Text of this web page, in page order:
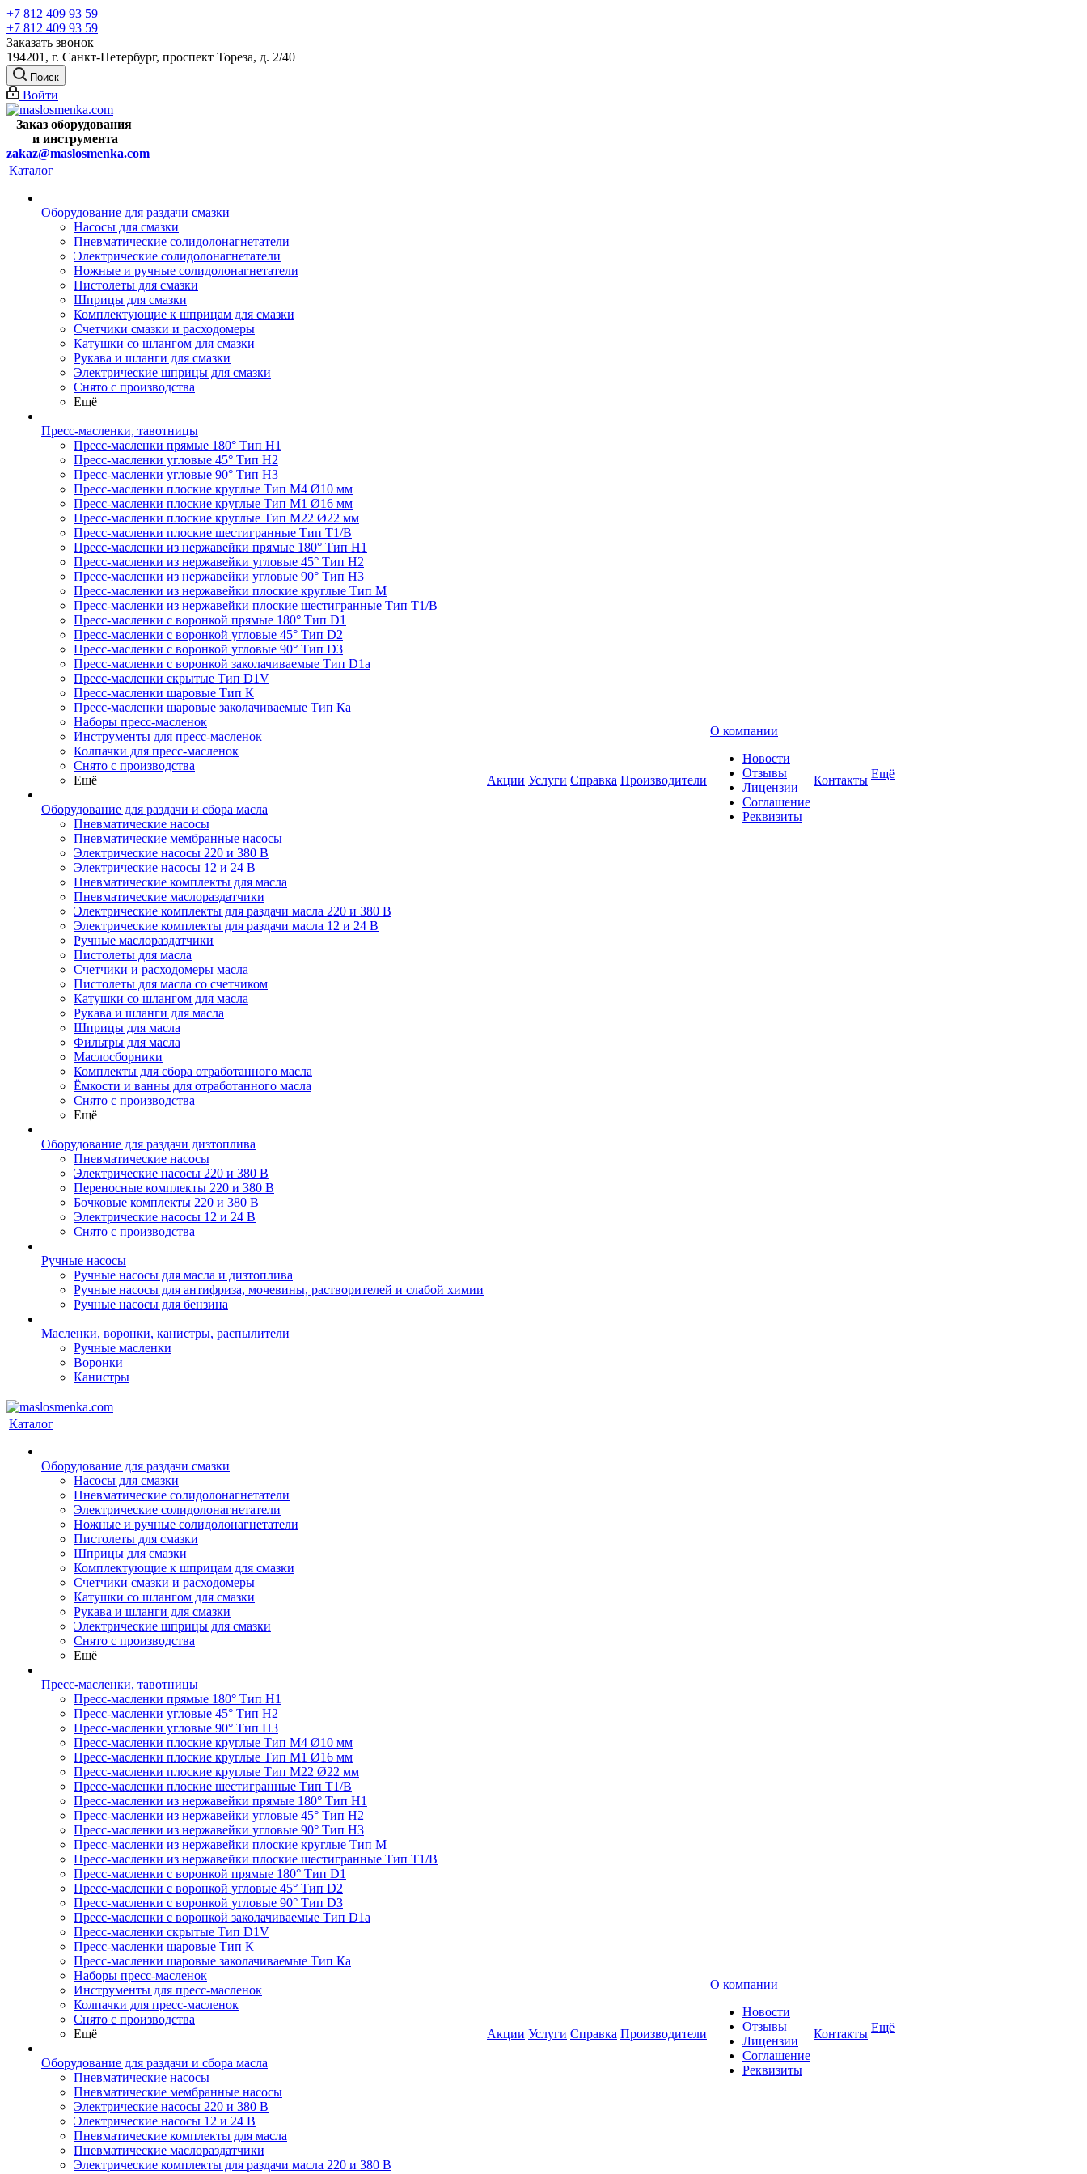
+7 812 409 93 59
+7 812 409 93 59
Заказать звонок
194201, г. Санкт-Петербург, проспект Тореза, д. 2/40
Поиск
Войти
Заказ оборудования
и инструмента
zakaz@maslosmenka.com
Каталог
Оборудование для раздачи смазки
Насосы для смазки
Пневматические солидолонагнетатели
Электрические солидолонагнетатели
Ножные и ручные солидолонагнетатели
Пистолеты для смазки
Шприцы для смазки
Комплектующие к шприцам для смазки
Счетчики смазки и расходомеры
Катушки со шлангом для смазки
Рукава и шланги для смазки
Электрические шприцы для смазки
Снято с производства
Ещё
Пресс-масленки, тавотницы
Пресс-масленки прямые 180° Тип H1
Пресс-масленки угловые 45° Тип H2
Пресс-масленки угловые 90° Тип H3
Пресс-масленки плоские круглые Тип M4 Ø10 мм
Пресс-масленки плоские круглые Тип M1 Ø16 мм
Пресс-масленки плоские круглые Тип M22 Ø22 мм
Пресс-масленки плоские шестигранные Тип T1/B
Пресс-масленки из нержавейки прямые 180° Тип H1
Пресс-масленки из нержавейки угловые 45° Тип H2
Пресс-масленки из нержавейки угловые 90° Тип H3
Пресс-масленки из нержавейки плоские круглые Тип M
Пресс-масленки из нержавейки плоские шестигранные Тип T1/B
Пресс-масленки с воронкой прямые 180° Тип D1
Пресс-масленки с воронкой угловые 45° Тип D2
Пресс-масленки с воронкой угловые 90° Тип D3
Пресс-масленки с воронкой заколачиваемые Тип D1a
Пресс-масленки скрытые Тип D1V
Пресс-масленки шаровые Тип К
Пресс-масленки шаровые заколачиваемые Тип Кa
Наборы пресс-масленок
Инструменты для пресс-масленок
Колпачки для пресс-масленок
Снято с производства
Ещё
Оборудование для раздачи и сбора масла
Пневматические насосы
Пневматические мембранные насосы
Электрические насосы 220 и 380 В
Электрические насосы 12 и 24 В
Пневматические комплекты для масла
Пневматические маслораздатчики
Электрические комплекты для раздачи масла 220 и 380 В
Электрические комплекты для раздачи масла 12 и 24 В
Ручные маслораздатчики
Пистолеты для масла
Счетчики и расходомеры масла
Пистолеты для масла со счетчиком
Катушки со шлангом для масла
Рукава и шланги для масла
Шприцы для масла
Фильтры для масла
Маслосборники
Комплекты для сбора отработанного масла
Ёмкости и ванны для отработанного масла
Снято с производства
Ещё
Оборудование для раздачи дизтоплива
Пневматические насосы
Электрические насосы 220 и 380 В
Переносные комплекты 220 и 380 В
Бочковые комплекты 220 и 380 В
Электрические насосы 12 и 24 В
Снято с производства
Ручные насосы
Ручные насосы для масла и дизтоплива
Ручные насосы для антифриза, мочевины, растворителей и слабой химии
Ручные насосы для бензина
Масленки, воронки, канистры, распылители
Ручные масленки
Воронки
Канистры
Акции Услуги Справка Производители
О компании
Новости
Отзывы
Лицензии
Соглашение
Реквизиты
Контакты Ещё
Каталог
Оборудование для раздачи смазки
Насосы для смазки
Пневматические солидолонагнетатели
Электрические солидолонагнетатели
Ножные и ручные солидолонагнетатели
Пистолеты для смазки
Шприцы для смазки
Комплектующие к шприцам для смазки
Счетчики смазки и расходомеры
Катушки со шлангом для смазки
Рукава и шланги для смазки
Электрические шприцы для смазки
Снято с производства
Ещё
Пресс-масленки, тавотницы
Пресс-масленки прямые 180° Тип H1
Пресс-масленки угловые 45° Тип H2
Пресс-масленки угловые 90° Тип H3
Пресс-масленки плоские круглые Тип M4 Ø10 мм
Пресс-масленки плоские круглые Тип M1 Ø16 мм
Пресс-масленки плоские круглые Тип M22 Ø22 мм
Пресс-масленки плоские шестигранные Тип T1/B
Пресс-масленки из нержавейки прямые 180° Тип H1
Пресс-масленки из нержавейки угловые 45° Тип H2
Пресс-масленки из нержавейки угловые 90° Тип H3
Пресс-масленки из нержавейки плоские круглые Тип M
Пресс-масленки из нержавейки плоские шестигранные Тип T1/B
Пресс-масленки с воронкой прямые 180° Тип D1
Пресс-масленки с воронкой угловые 45° Тип D2
Пресс-масленки с воронкой угловые 90° Тип D3
Пресс-масленки с воронкой заколачиваемые Тип D1a
Пресс-масленки скрытые Тип D1V
Пресс-масленки шаровые Тип К
Пресс-масленки шаровые заколачиваемые Тип Кa
Наборы пресс-масленок
Инструменты для пресс-масленок
Колпачки для пресс-масленок
Снято с производства
Ещё
Оборудование для раздачи и сбора масла
Пневматические насосы
Пневматические мембранные насосы
Электрические насосы 220 и 380 В
Электрические насосы 12 и 24 В
Пневматические комплекты для масла
Пневматические маслораздатчики
Электрические комплекты для раздачи масла 220 и 380 В
Акции Услуги Справка Производители
О компании
Новости
Отзывы
Лицензии
Соглашение
Реквизиты
Контакты Ещё